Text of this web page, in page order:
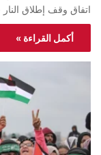
اتفاق وقف إطلاق
أكمل القراءة »